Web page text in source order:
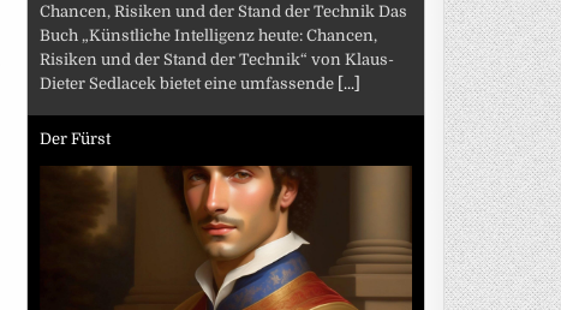
Chancen, Risiken und der Stand der Technik Das
Buch „Künstliche Intelligenz heute: Chancen,
Risiken und der Stand der Technik“ von Klaus-
Dieter Sedlacek bietet eine umfassende [...]
Der Fürst